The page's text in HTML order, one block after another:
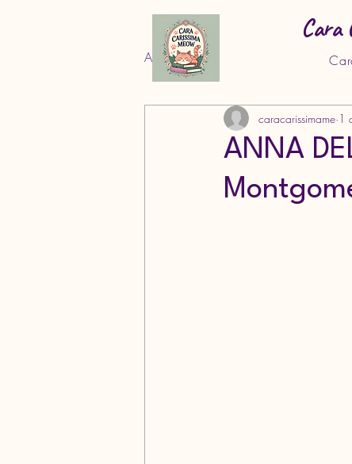
Cara
All Posts
ANNA
caracarissimame 1